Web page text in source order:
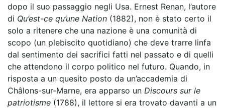
dopo il suo passaggio negli Usa. Ernest Renan, l’autore
di Qu’est-ce qu’une Nation (1882), non è stato certo il
solo a ritenere che una nazione è una comunità di
scopo (un plebiscito quotidiano) che deve trarre linfa
dal sentimento dei sacrifici fatti nel passato e di quelli
che attendono il corpo politico nel futuro. Quando, in
risposta a un quesito posto da un’accademia di
Châlons-sur-Marne, era apparso un Discours sur le
patriotisme (1788), il lettore si era trovato davanti a un